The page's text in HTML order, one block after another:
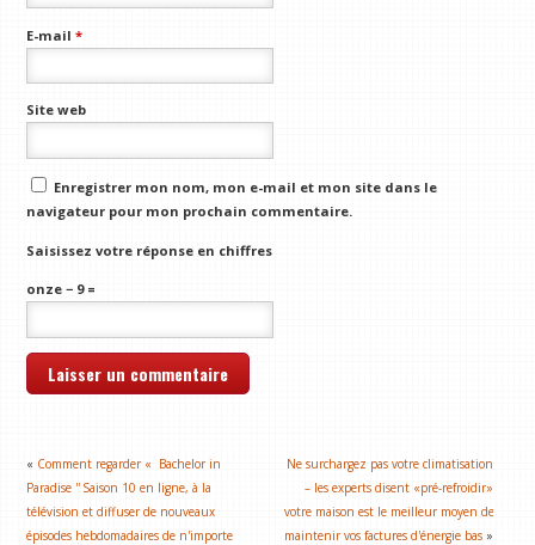
E-mail*
Site web
Enregistrer mon nom, mon e-mail et mon site dans le
navigateur pour mon prochain commentaire.
Saisissez votre réponse en chiffres
onze − 9 =
« Comment regarder « Bachelor in
Paradise '' Saison 10 en ligne, à la
télévision et diffuser de nouveaux
épisodes hebdomadaires de n'importe
Ne surchargez pas votre climatisation
– les experts disent «pré-refroidir»
votre maison est le meilleur moyen de
maintenir vos factures d'énergie bas »